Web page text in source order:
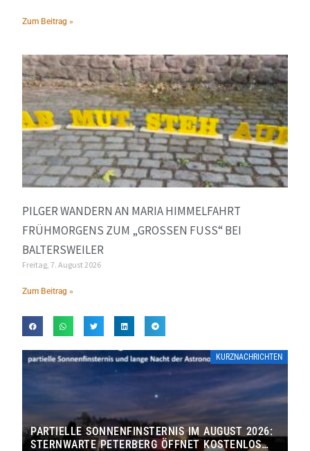
Zum Beitrag »
PILGER WANDERN AN MARIA HIMMELFAHRT
FRÜHMORGENS ZUM „GROSSEN FUSS“ BEI BA
LTERSWEILER
Freitag, 7. August 2026
Zum Beitrag »
KURZNACHRICHTEN
PARTIELLE SONNENFINSTERNIS IM AUGUST 2026:
STERNWARTE PETERBERG ÖFFNET KOSTENLOS